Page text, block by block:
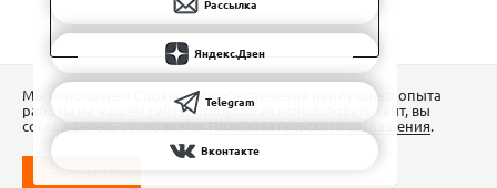
Рассылка
Яндекс.Дзен
Telegram
Вконтакте
Мы используем Сookies для обеспечения наилучшего опыта
работы на нашем сайте. Продолжая использовать сайт, вы
соглашаетесь с условиямиПользовательского соглашения.
ПОНЯТНО